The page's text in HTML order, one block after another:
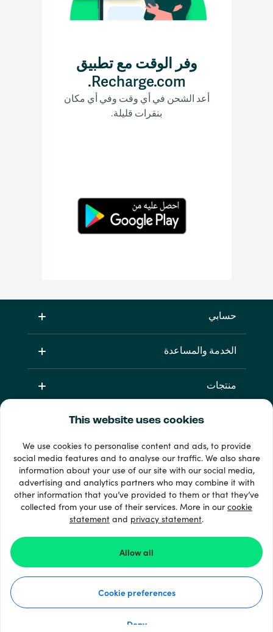
This website uses cookies
We use cookies to personalise content and ads, to provide
social media features and to analyse our traffic. We also share
information about your use of our site with our social media,
advertising and analytics partners who may combine it with
other information that you’ve provided to them or that they’ve
collected from your use of their services. More in ourcookie
statement and privacy statement.
Allow all
Cookie preferences
Deny
وفر الوقت مع تطبيق
Recharge.com.
أعد الشحن في أي وقت وفي أي مكان
بنقرات قليلة.
حسابي
الخدمة والمساعدة
منتجات
33 + طرق الدفع
إظهار الجميع
Recharge.com ©2026
كيف يعمل موقعنا؟
بيان الخصوصية